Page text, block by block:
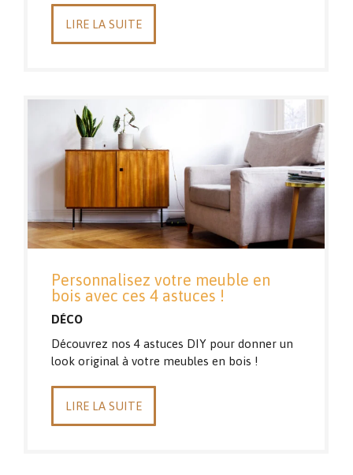
LIRE LA SUITE
Personnalisez votre meuble en
bois avec ces 4 astuces !
DÉCO
Découvrez nos 4 astuces DIY pour donner un
look original à votre meubles en bois !
LIRE LA SUITE